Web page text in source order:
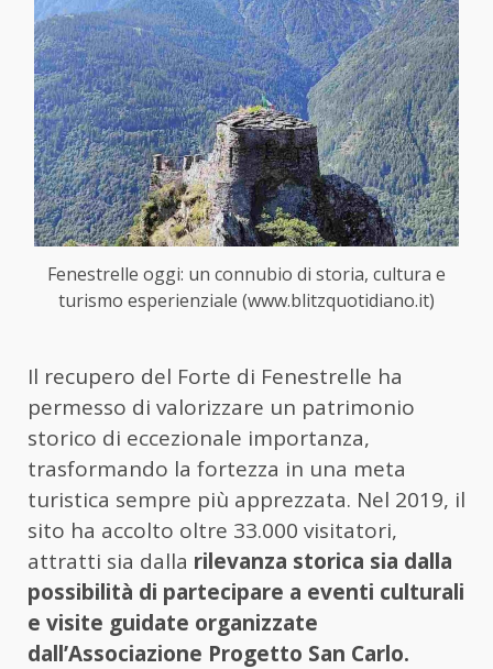
Fenestrelle oggi: un connubio di storia, cultura e
turismo esperienziale (www.blitzquotidiano.it)
Il recupero del Forte di Fenestrelle ha
permesso di valorizzare un patrimonio
storico di eccezionale importanza,
trasformando la fortezza in una meta
turistica sempre più apprezzata. Nel 2019, il
sito ha accolto oltre 33.000 visitatori,
attratti sia dalla rilevanza storica sia dalla
possibilità di partecipare a eventi culturali
e visite guidate organizzate
dall’Associazione Progetto San Carlo.